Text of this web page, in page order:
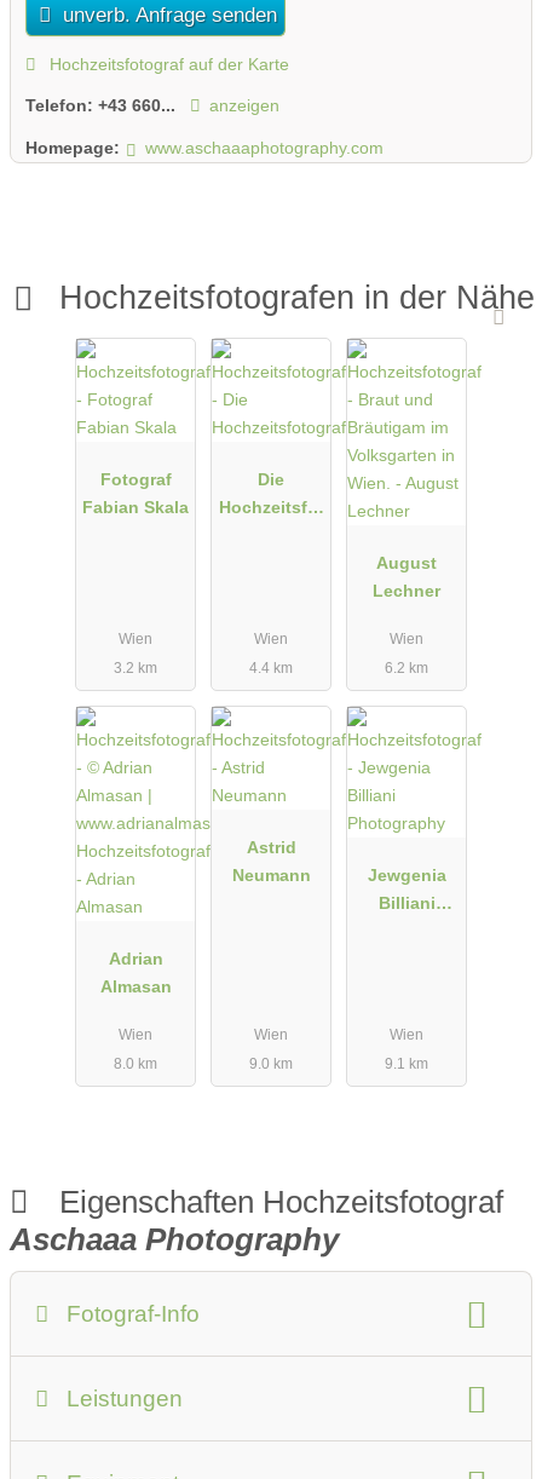
unverb. Anfrage senden
Hochzeitsfotograf auf der Karte
Telefon: +43 660... anzeigen
Homepage: www.aschaaaphotography.com
Hochzeitsfotografen in der Nähe
Fotograf
Fabian Skala
Wien
3.2 km
Die
Hochzeitsfot
Wien
4.4 km
August
Lechner
Wien
6.2 km
Adrian
Almasan
Wien
8.0 km
Astrid
Neumann
Wien
9.0 km
Jewgenia
Billiani
Wien
9.1 km
Eigenschaften Hochzeitsfotograf
Aschaaa Photography
Fotograf-Info
Leistungen